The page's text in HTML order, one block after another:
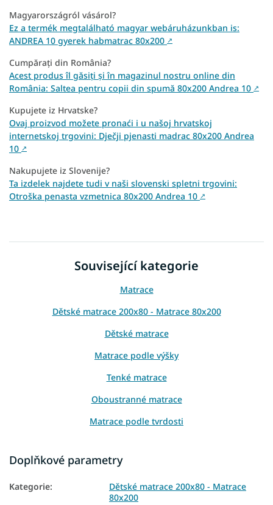
Magyarországról vásárol?
Ez a termék megtalálható magyar webáruházunkban is:
ANDREA 10 gyerek habmatrac 80x200 ↗
Cumpărați din România?
Acest produs îl găsiți și în magazinul nostru online din
România: Saltea pentru copii din spumă 80x200 Andrea 10 ↗
Kupujete iz Hrvatske?
Ovaj proizvod možete pronaći i u našoj hrvatskoj
internetskoj trgovini: Dječji pjenasti madrac 80x200 Andrea
10 ↗
Nakupujete iz Slovenije?
Ta izdelek najdete tudi v naši slovenski spletni trgovini:
Otroška penasta vzmetnica 80x200 Andrea 10 ↗
Související kategorie
Matrace
Dětské matrace 200x80 - Matrace 80x200
Dětské matrace
Matrace podle výšky
Tenké matrace
Oboustranné matrace
Matrace podle tvrdosti
Dětské nezónované matrace
Dětské molitanové matrace
Doplňkové parametry
Kategorie:
Dětské matrace 200x80 - Matrace
80x200